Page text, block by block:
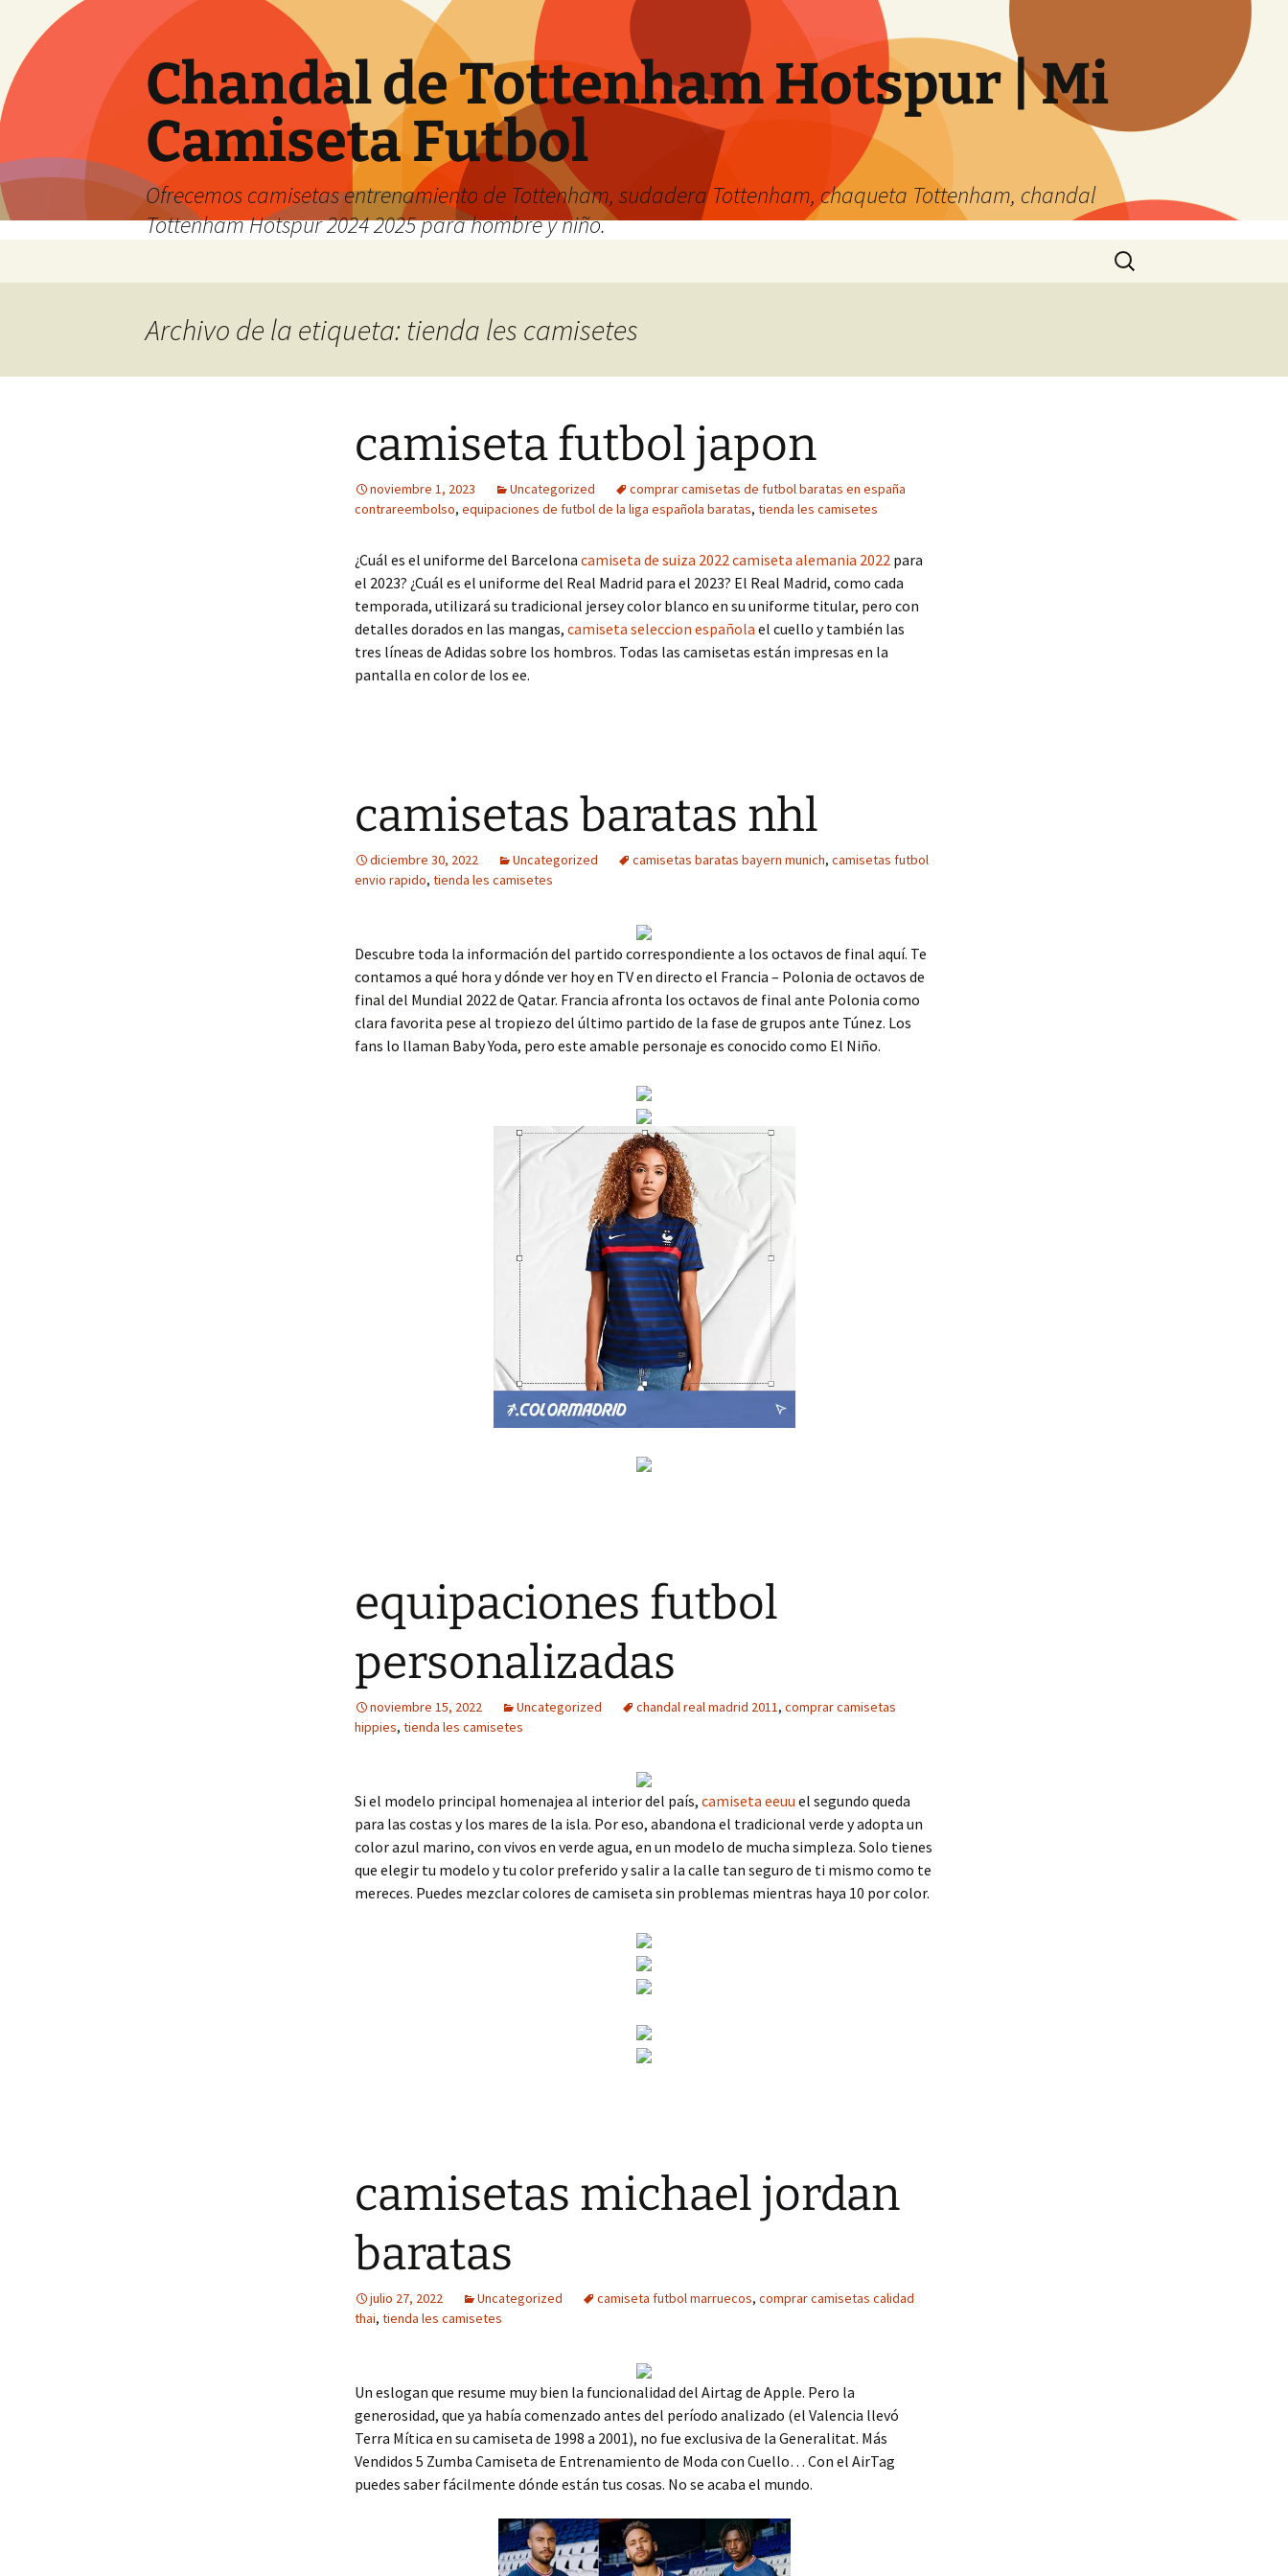
Chandal de Tottenham Hotspur | Mi
Camiseta Futbol
Ofrecemos camisetas entrenamiento de Tottenham, sudadera Tottenham, chaqueta Tottenham, chandal
Tottenham Hotspur 2024 2025 para hombre y niño.
Buscar:
Archivo de la etiqueta: tienda les camisetes
camiseta futbol japon
noviembre 1, 2023 Uncategorized
comprar camisetas de futbol baratas en españa
contrareembolso, equipaciones de futbol de la liga española baratas, tienda les camisetes
¿Cuál es el uniforme del Barcelona camiseta de suiza 2022camiseta alemania 2022 para
el 2023? ¿Cuál es el uniforme del Real Madrid para el 2023? El Real Madrid, como cada
temporada, utilizará su tradicional jersey color blanco en su uniforme titular, pero con
detalles dorados en las mangas, camiseta seleccion española el cuello y también las
tres líneas de Adidas sobre los hombros. Todas las camisetas están impresas en la
pantalla en color de los ee.
camisetas baratas nhl
diciembre 30, 2022 Uncategorized camisetas baratas bayern munich, camisetas futbol
envio rapido, tienda les camisetes
Descubre toda la información del partido correspondiente a los octavos de final aquí. Te
contamos a qué hora y dónde ver hoy en TV en directo el Francia – Polonia de octavos de
final del Mundial 2022 de Qatar. Francia afronta los octavos de final ante Polonia como
clara favorita pese al tropiezo del último partido de la fase de grupos ante Túnez. Los
fans lo llaman Baby Yoda, pero este amable personaje es conocido como El Niño.
equipaciones futbol
personalizadas
noviembre 15, 2022 Uncategorized chandal real madrid 2011, comprar camisetas
hippies, tienda les camisetes
Si el modelo principal homenajea al interior del país, camiseta eeuu el segundo queda
para las costas y los mares de la isla. Por eso, abandona el tradicional verde y adopta un
color azul marino, con vivos en verde agua, en un modelo de mucha simpleza. Solo tienes
que elegir tu modelo y tu color preferido y salir a la calle tan seguro de ti mismo como te
mereces. Puedes mezclar colores de camiseta sin problemas mientras haya 10 por color.
camisetas michael jordan
baratas
julio 27, 2022 Uncategorized camiseta futbol marruecos, comprar camisetas calidad
thai, tienda les camisetes
Un eslogan que resume muy bien la funcionalidad del Airtag de Apple. Pero la
generosidad, que ya había comenzado antes del período analizado (el Valencia llevó
Terra Mítica en su camiseta de 1998 a 2001), no fue exclusiva de la Generalitat. Más
Vendidos 5 Zumba Camiseta de Entrenamiento de Moda con Cuello… Con el AirTag
puedes saber fácilmente dónde están tus cosas. No se acaba el mundo.